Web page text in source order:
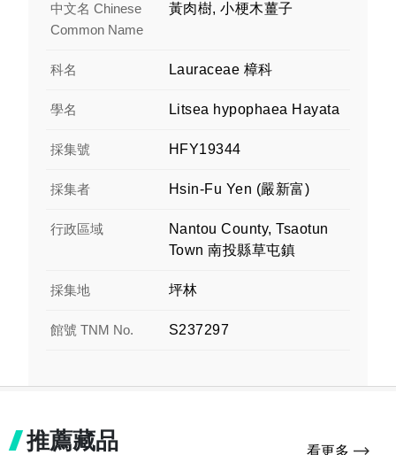
中文名 Chinese
Common Name
黃肉樹, 小梗木薑子
科名 Lauraceae 樟科
學名 Litsea hypophaea Hayata
採集號 HFY19344
採集者 Hsin-Fu Yen (嚴新富)
行政區域
Nantou County, Tsaotun
Town 南投縣草屯鎮
採集地 坪林
館號 TNM No. S237297
推薦藏品 看更多